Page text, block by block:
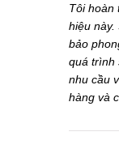
Tôi hoàn
hiệu này.
bảo
quá trình
nhu cầu
hàng và